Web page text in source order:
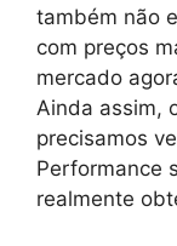
também não
com preços
mercado
Ainda assim,
precisamos
Performance
realmente